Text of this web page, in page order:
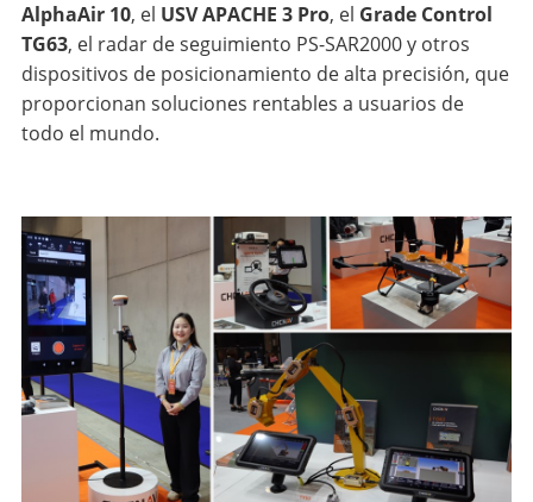
AlphaAir 10, el USV APACHE 3 Pro, el Grade Control
TG63, el radar de seguimiento PS-SAR2000 y otros
dispositivos de posicionamiento de alta precisión, que
proporcionan soluciones rentables a usuarios de
todo el mundo.